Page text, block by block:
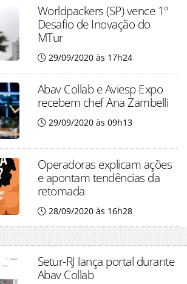
Worldpackers (SP) vence 1º
Desafio de Inovação do
MTur
29/09/2020 às 17h24
Abav Collab e Aviesp Expo
recebem chef Ana Zambelli
29/09/2020 às 09h13
Operadoras explicam ações
e apontam tendências da
retomada
28/09/2020 às 16h28
Setur-RJ lança portal durante
Abav Collab